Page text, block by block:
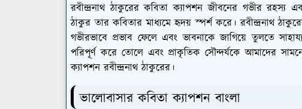
রবীন্দ্রনাথ ঠাকুরের কবিতা ক্যাপশন জীবনের গভীর রহস্য
ঠাকুর তার কবিতার মাধ্যমে হৃদয় স্পর্শ করে। রবীন্দ্রনাথ
গভীরভাবে প্রভাব ফেলে এবং ভাবনাকে জাগিয়ে তুলতে
পরিপূর্ণ করে তোলে এবং প্রাকৃতিক সৌন্দর্যকে আমাদের
ক্যাপশন রবীন্দ্রনাথ ঠাকুরের।
ভালোবাসার কবিতা ক্যাপশন বাংলা